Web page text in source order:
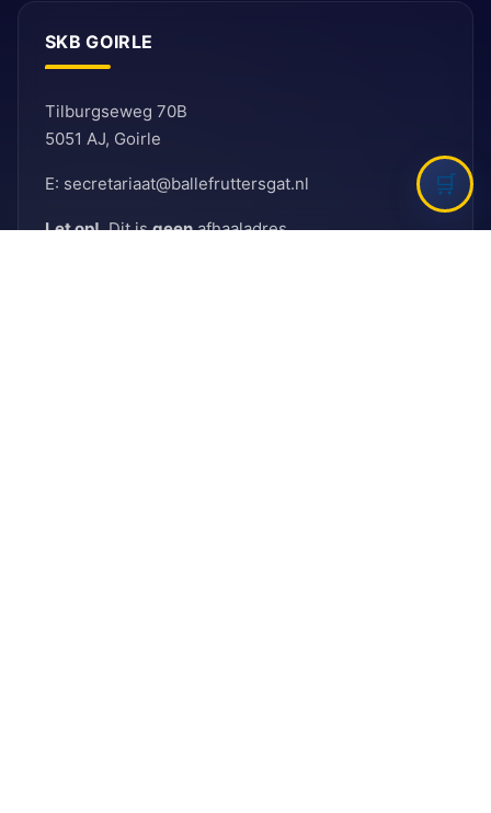
SKB GOIRLE
Tilburgseweg 70B
5051 AJ, Goirle
E: secretariaat@ballefruttersgat.nl
Let op!Dit isgeenafhaaladres.